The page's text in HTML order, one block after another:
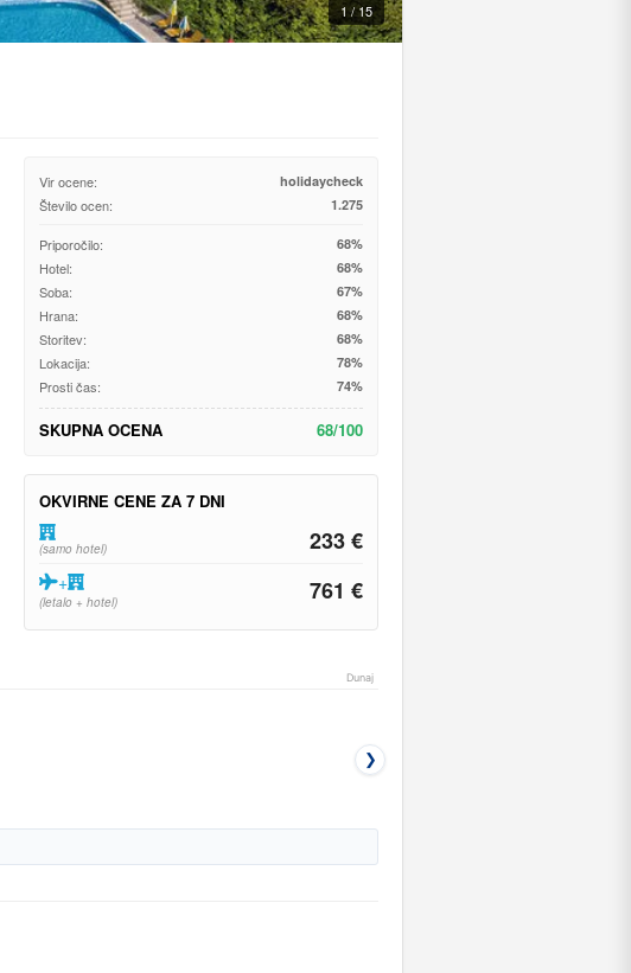
1 / 15
Vir ocene: holidaycheck
Število ocen: 1.275
Priporočilo: 68%
Hotel: 68%
Soba: 67%
Hrana: 68%
Storitev: 68%
Lokacija: 78%
Prosti čas: 74%
SKUPNA OCENA 68/100
OKVIRNE CENE ZA 7 DNI
(samo hotel) 233 €
+
(letalo + hotel) 761 €
Dunaj
❯